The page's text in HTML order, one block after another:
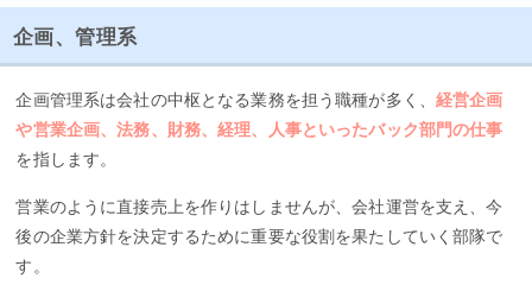
企画、管理系
企画管理系は会社の中枢となる業務を担う職種が多く、経営企画
や営業企画、法務、財務、経理、人事といったバック部門の仕事
を指します。
営業のように直接売上を作りはしませんが、会社運営を支え、今
後の企業方針を決定するために重要な役割を果たしていく部隊で
す。